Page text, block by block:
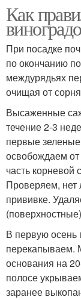
Как
При посадке
по окончанию
междурядьях
очищая от
Высаженные
течение 2-3
первые
освобождаем
часть
Проверяем, нет
прививке.
В первую осень
перекапываем.
основания на
полосе
заранее